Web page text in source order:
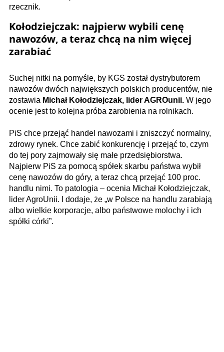
rzecznik.
Kołodziejczak: najpierw wybili cenę
nawozów, a teraz chcą na nim więcej
zarabiać
Suchej nitki na pomyśle, by KGS został dystrybutorem
nawozów dwóch największych polskich producentów, nie
zostawia Michał Kołodziejczak, lider AGROunii. W jego
ocenie jest to kolejna próba zarobienia na rolnikach.
PiS chce przejąć handel nawozami i zniszczyć normalny,
zdrowy rynek. Chce zabić konkurencję i przejąć to, czym
do tej pory zajmowały się małe przedsiębiorstwa.
Najpierw PiS za pomocą spółek skarbu państwa wybił
cenę nawozów do góry, a teraz chcą przejąć 100 proc.
handlu nimi. To patologia – ocenia Michał Kołodziejczak,
lider AgroUnii. I dodaje, że „w Polsce na handlu zarabiają
albo wielkie korporacje, albo państwowe molochy i ich
spółki córki”.